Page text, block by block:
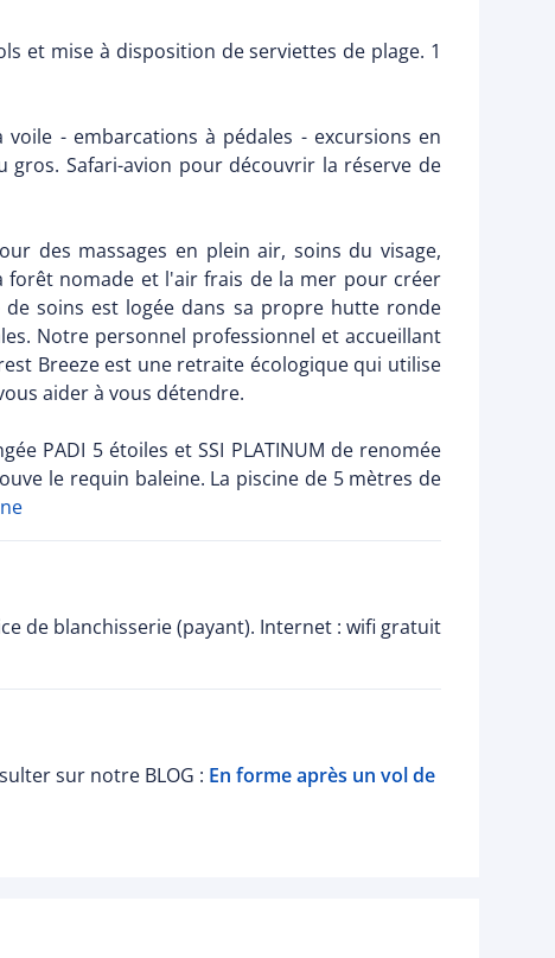
et mise à disposition de serviettes de plage. 1
- embarcations à pédales - excursions en
gros. Safari-avion pour découvrir la réserve de
des massages en plein air, soins du visage,
forêt nomade et l'air frais de la mer pour créer
soins est logée dans sa propre hutte ronde
Notre personnel professionnel et accueillant
Breeze est une retraite écologique qui utilise
aider à vous détendre.
PADI 5 étoiles et SSI PLATINUM de renomée
le requin baleine. La piscine de 5 mètres de
de blanchisserie (payant). Internet : wifi gratuit
sur notre BLOG : En forme après un vol de